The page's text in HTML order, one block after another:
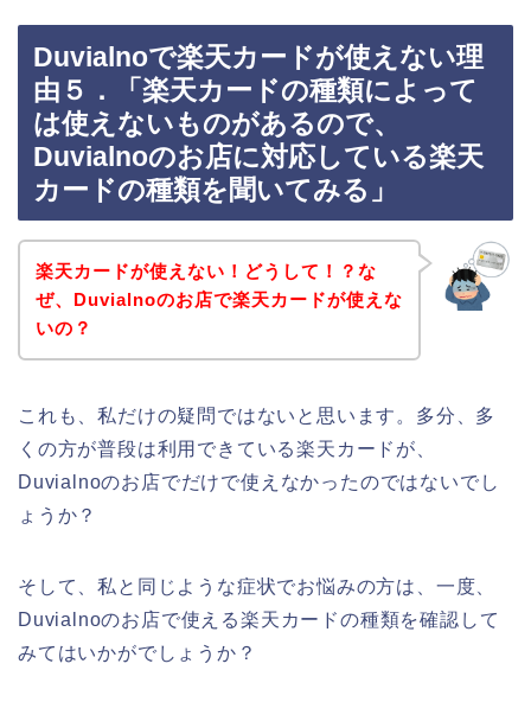
Duvialnoで楽天カードが使えない理
由５．「楽天カードの種類によって
は使えないものがあるので、
Duvialnoのお店に対応している楽天
カードの種類を聞いてみる」
楽天カードが使えない！どうして！？な
ぜ、Duvialnoのお店で楽天カードが使えな
いの？
これも、私だけの疑問ではないと思います。多分、多
くの方が普段は利用できている楽天カードが、
Duvialnoのお店でだけで使えなかったのではないでし
ょうか？
そして、私と同じような症状でお悩みの方は、一度、
Duvialnoのお店で使える楽天カードの種類を確認して
みてはいかがでしょうか？